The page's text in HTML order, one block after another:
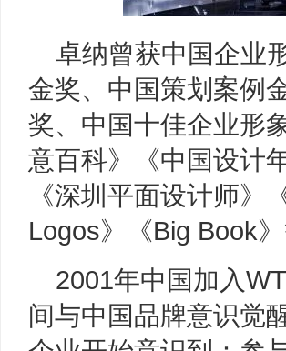
卓纳曾获中国企业
金奖、中国策划案例
奖、中国十佳企业形
意百科》《中国设计
《深圳平面设计师》
Logos》《Big Book》
2001年中国加入
间与中国品牌意识觉